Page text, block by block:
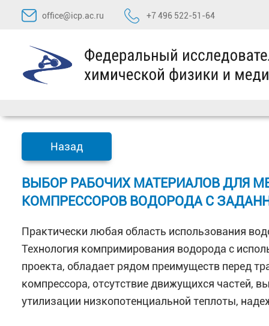
Перейти
содержимому
office@icp.ac.ru +7 496 522-51-64
Назад
ВЫБОР РАБОЧИХ МАТЕРИАЛОВ ДЛЯ
КОМПРЕССОРОВ ВОДОРОДА С
Практически любая область использования
Технология компримирования водорода с
проекта, обладает рядом преимуществ перед
компрессора, отсутствие движущихся частей,
утилизации низкопотенциальной теплоты,